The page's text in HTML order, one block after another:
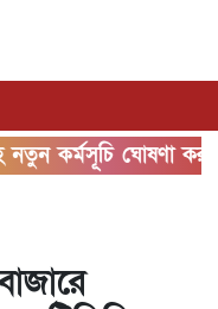
ঘোষণা করলো